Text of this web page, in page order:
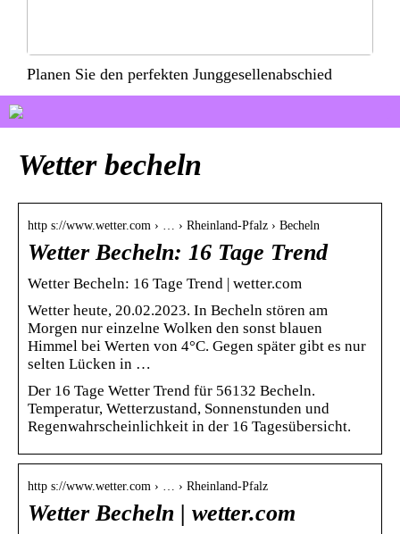
Planen Sie den perfekten Junggesellenabschied
Wetter becheln
http s://www.wetter.com › … › Rheinland-Pfalz › Becheln
Wetter Becheln: 16 Tage Trend
Wetter Becheln: 16 Tage Trend | wetter.com
Wetter heute, 20.02.2023. In Becheln stören am
Morgen nur einzelne Wolken den sonst blauen
Himmel bei Werten von 4°C. Gegen später gibt es nur
selten Lücken in …
Der 16 Tage Wetter Trend für 56132 Becheln.
Temperatur, Wetterzustand, Sonnenstunden und
Regenwahrscheinlichkeit in der 16 Tagesübersicht.
http s://www.wetter.com › … › Rheinland-Pfalz
Wetter Becheln | wetter.com